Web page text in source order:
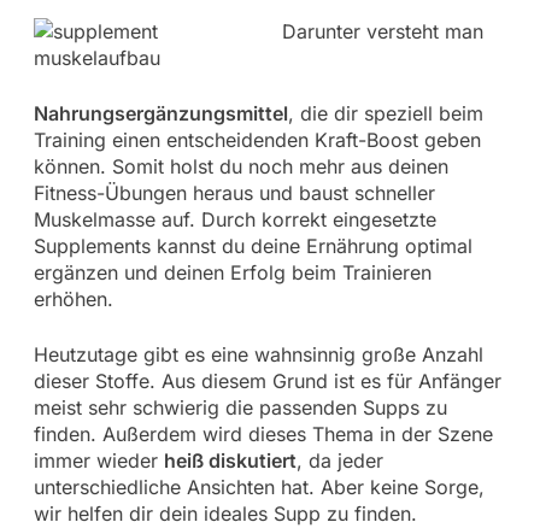
Darunter versteht man
Nahrungsergänzungsmittel, die dir speziell beim
Training einen entscheidenden Kraft-Boost geben
können. Somit holst du noch mehr aus deinen
Fitness-Übungen heraus und baust schneller
Muskelmasse auf. Durch korrekt eingesetzte
Supplements kannst du deine Ernährung optimal
ergänzen und deinen Erfolg beim Trainieren
erhöhen.
Heutzutage gibt es eine wahnsinnig große Anzahl
dieser Stoffe. Aus diesem Grund ist es für Anfänger
meist sehr schwierig die passenden Supps zu
finden. Außerdem wird dieses Thema in der Szene
immer wieder heiß diskutiert, da jeder
unterschiedliche Ansichten hat. Aber keine Sorge,
wir helfen dir dein ideales Supp zu finden.